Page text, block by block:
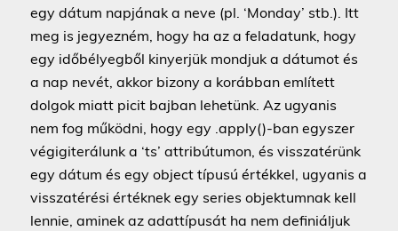
egy dátum napjának a neve (pl. ‘Monday’ stb.). Itt
meg is jegyezném, hogy ha az a feladatunk, hogy
egy időbélyegből kinyerjük mondjuk a dátumot és
a nap nevét, akkor bizony a korábban említett
dolgok miatt picit bajban lehetünk. Az ugyanis
nem fog működni, hogy egy .apply()-ban egyszer
végigiterálunk a ‘ts’ attribútumon, és visszatérünk
egy dátum és egy object típusú értékkel, ugyanis a
visszatérési értéknek egy series objektumnak kell
lennie, aminek az adattípusát ha nem definiáljuk